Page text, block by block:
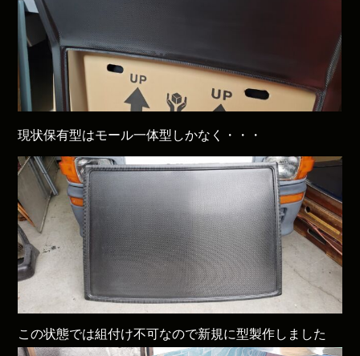
現状保有型はモール一体型しかなく・・・
この状態では組付け不可なので新規に型製作しました